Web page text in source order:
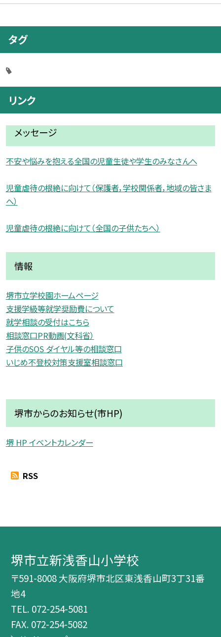
タグ
リンク
メッセージ
不安や悩みを抱える全国の児童生徒や学生のみなさんへ
児童虐待の根絶に向けて（保護者，学校関係者，地域の皆さま
へ）
児童虐待の根絶に向けて（全国の子供たちへ）
情報
堺市立学校園ホームページ
支援学級等就学奨励費について
就学相談の受付はこちら
相談窓口PR動画(文科省）
子供のSOS ダイヤル等の相談窓口
いじめ不登校対策支援室相談窓口
堺市からのお知らせ(市HP)
堺 HP イベントカレンダー
RSS
堺市立新浅香山小学校
〒591-8008 大阪府堺市北区東浅香山町3丁31番
地4
TEL. 072-254-5081
FAX. 072-254-5082